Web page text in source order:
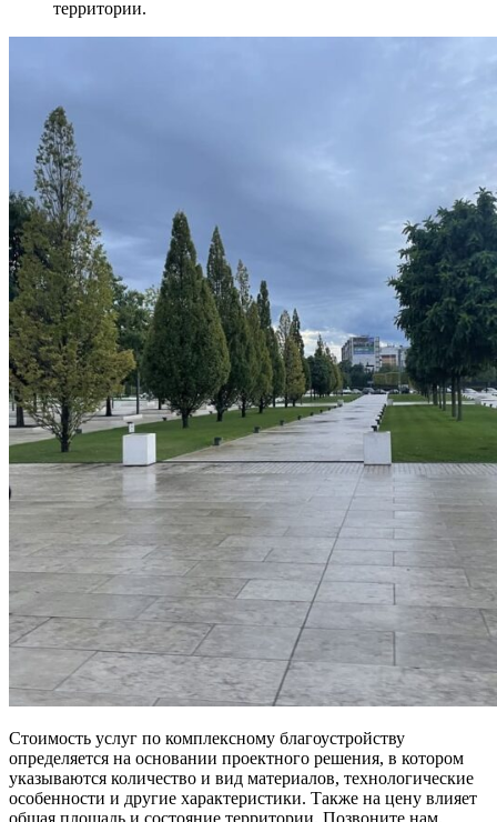
территории.
Стоимость услуг по комплексному благоустройству
определяется на основании проектного решения, в котором
указываются количество и вид материалов, технологические
особенности и другие характеристики. Также на цену влияет
общая площадь и состояние территории. Позвоните нам,